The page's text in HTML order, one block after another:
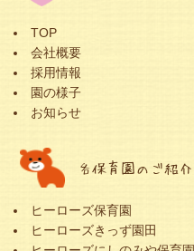
TOP
会社概要
採用情報
園の様子
お知らせ
各保育園のご紹介
ヒーローズ保育園
ヒーローズきっず園田